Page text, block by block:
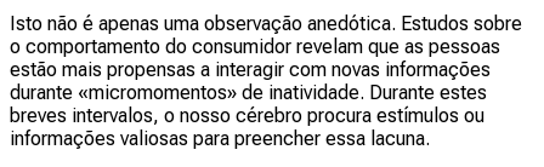
Isto não é apenas uma observação anedótica. Estudos sobre
o comportamento do consumidor revelam que as pessoas
estão mais propensas a interagir com novas informações
durante «micromomentos» de inatividade. Durante estes
breves intervalos, o nosso cérebro procura estímulos ou
informações valiosas para preencher essa lacuna.